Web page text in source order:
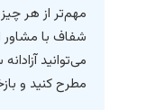
مهم‌تر از هر
شفاف با
می‌توانید
مطرح کنید و